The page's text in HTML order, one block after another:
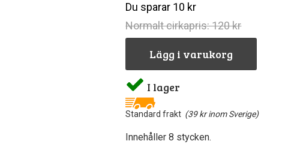
Du sparar 10 kr
Normalt cirkapris: 120 kr
Lägg i varukorg
I lager
Standard frakt (39 kr inom Sverige)
Innehåller 8 stycken.